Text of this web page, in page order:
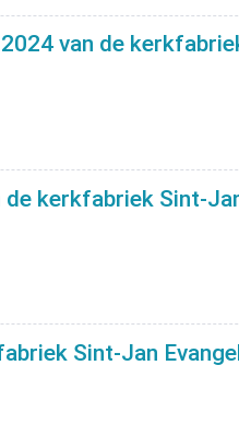
van de
kerkfabriek Sint-
Sint-Jan